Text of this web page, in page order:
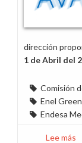
dirección
1 de Abril del
Comisión
Enel
Endesa
Lee más